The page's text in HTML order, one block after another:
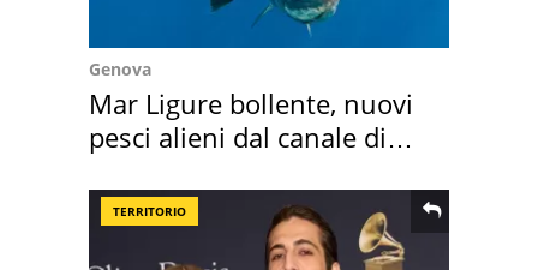
Genova
Mar Ligure bollente, nuovi
pesci alieni dal canale di
TERRITORIO